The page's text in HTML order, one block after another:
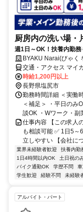
厨房内の洗い場・
週1日～OK！扶養内勤務
BYAKU Narai(びゃく
交通・アクセス マイ
井駅」より徒歩5分
時給1,200円以上
長野県塩尻市
勤務時間詳細 ＜実働
＜補足＞ ・平日のみ
談OK ・Wワーク・副
仕事内容 【この求人
も相談可能 ✅ 1日5
立しやすい 【会社に
業界未経験者歓迎 扶養内勤
1日4時間以内OK
土日祝の
バイク通勤OK
学歴不問
学生歓迎
経験不問 未経験
アルバイト・パート